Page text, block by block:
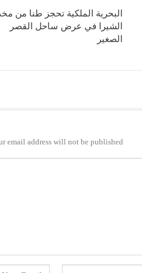
البحرية الملكية تحجز طنا من
الشيرا في عرض ساحل القصر
الصغير
email address will not be published.